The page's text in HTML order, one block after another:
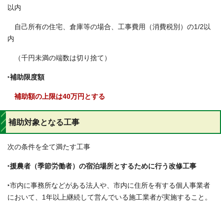
以内
自己所有の住宅、倉庫等の場合、工事費用（消費税別）の1/2以
内
（千円未満の端数は切り捨て）
‣補助限度額
補助額の上限は40万円とする
補助対象となる工事
次の条件を全て満たす工事
‣援農者（季節労働者）の宿泊場所とするために行う改修工事
‣市内に事務所などがある法人や、市内に住所を有する個人事業者
において、1年以上継続して営んでいる施工業者が実施すること。